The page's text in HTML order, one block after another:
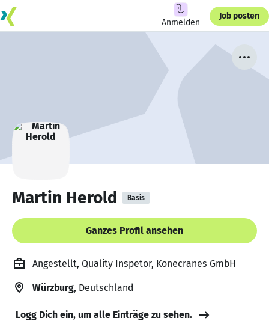
Anmelden
Job posten
Martin Herold Basis
Ganzes Profil ansehen
Angestellt, Quality Inspetor, Konecranes GmbH
Würzburg, Deutschland
Logg Dich ein, um alle Einträge zu sehen.